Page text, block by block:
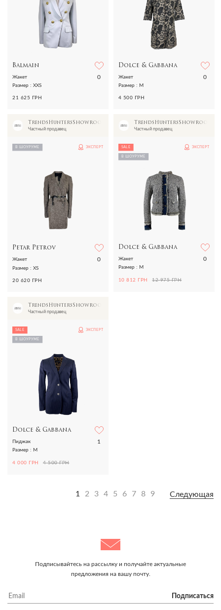
Balmain
0
Жакет
Размер : XXS
21 625 ГРН
Dolce & Gabbana
0
Жакет
Размер : M
4 500 ГРН
TrendsHuntersShowroom
Частный продавец
В ШОУРУМЕ ЭКСПЕРТ
Petar Petrov
0
Жакет
Размер : XS
20 620 ГРН
TrendsHuntersShowroom
Частный продавец
SALE
В ШОУРУМЕ
ЭКСПЕРТ
Dolce & Gabbana
0
Жакет
Размер : M
10 812 ГРН 12 975 ГРН
TrendsHuntersShowroom
Частный продавец
SALE
В ШОУРУМЕ
ЭКСПЕРТ
Dolce & Gabbana
1
Пиджак
Размер : M
4 000 ГРН 4 500 ГРН
1 2 3 4 5 6 7 8 9 Следующая
Подписывайтесь на рассылку и получайте актуальные
предложения на вашу почту.
Подписаться